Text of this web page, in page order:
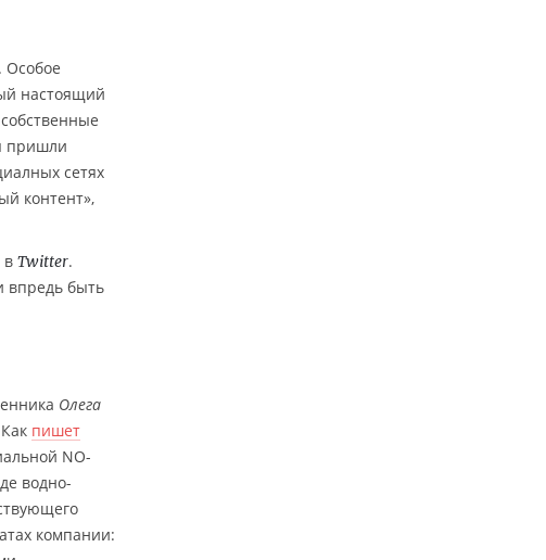
Особое
настоящий
пришли
сетях
контент»,
в Twitter.
впредь быть
Олега
пишет
NO-
водно-
компании: